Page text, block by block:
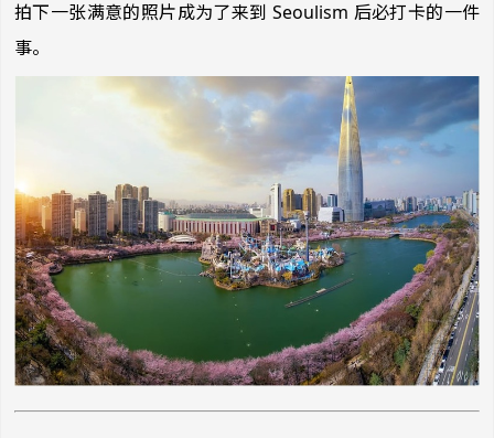
拍下一张满意的照片成为了来到 Seoulism 后必打卡的一件
事。